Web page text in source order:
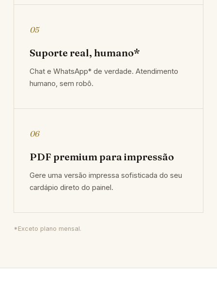
05
Suporte real, humano*
Chat e WhatsApp* de verdade. Atendimento
humano, sem robô.
06
PDF premium para impressão
Gere uma versão impressa sofisticada do seu
cardápio direto do painel.
*Exceto plano mensal.